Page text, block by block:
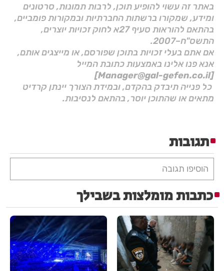
באתר זה עשוי להופיע תוכן, לרבות תמונות, סרטונים
ומידע, שמקורו ברשתות החברתיות ובמקורות פומביים,
בהתאם להוראות סעיף 27א לחוק זכויות יוצרים,
התשס"ח–2007.
אם אתם בעלי זכויות בתוכן שפורסם, או מייצגים אותם,
אנא פנו אלינו באמצעות כתובת המייל
[Manager@gal-gefen.co.il]
כל פנייה תיבדק בהקדם, ובמידת הצורך יינתן קרדיט
מתאים או שהתוכן יוסר, בהתאם לנסיבות.
תגובות
הוסיפו תגובה
כתבות מומלצות בשבילך